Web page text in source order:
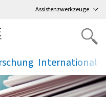
Assistenzwerkzeuge
.